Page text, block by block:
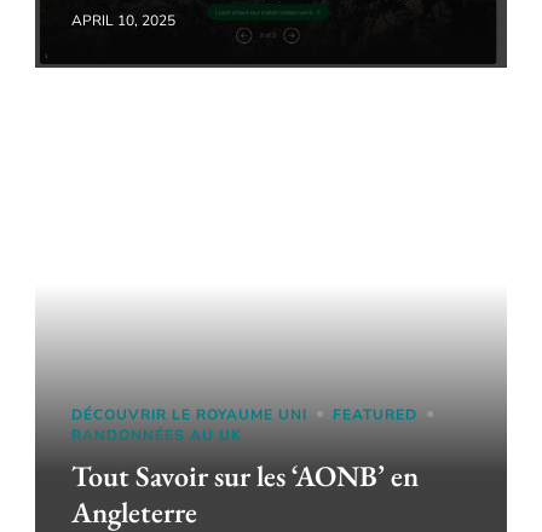
APRIL 10, 2025
DÉCOUVRIR LE ROYAUME UNI
FEATURED
RANDONNÉES AU UK
Tout Savoir sur les ‘AONB’ en
Angleterre